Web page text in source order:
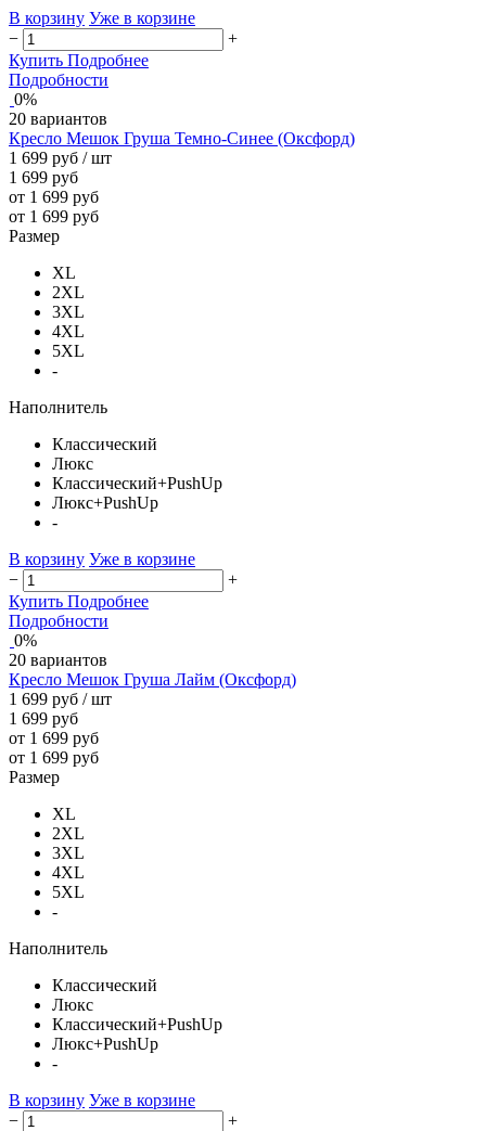
В корзину Уже в корзине
−
+
Купить Подробнее
Подробности
0%
20 вариантов
Кресло Мешок Груша Темно-Синее (Оксфорд)
1 699 руб / шт
1 699 руб
от 1 699 руб
от 1 699 руб
Размер
XL
2XL
3XL
4XL
5XL
-
Наполнитель
Классический
Люкс
Классический+PushUp
Люкс+PushUp
-
В корзину Уже в корзине
−
+
Купить Подробнее
Подробности
0%
20 вариантов
Кресло Мешок Груша Лайм (Оксфорд)
1 699 руб / шт
1 699 руб
от 1 699 руб
от 1 699 руб
Размер
XL
2XL
3XL
4XL
5XL
-
Наполнитель
Классический
Люкс
Классический+PushUp
Люкс+PushUp
-
В корзину Уже в корзине
−
+